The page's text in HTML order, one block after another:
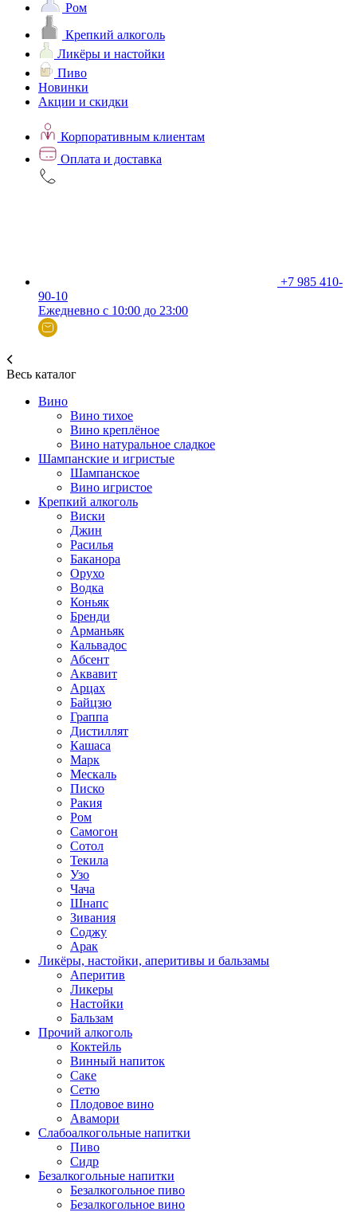
Ром
Крепкий алкоголь
Ликёры и настойки
Пиво
Новинки
Акции и скидки
Корпоративным клиентам
Оплата и доставка
+7 985 410-
90-10
Ежедневно с 10:00 до 23:00
Весь каталог
Вино
Вино тихое
Вино креплёное
Вино натуральное сладкое
Шампанские и игристые
Шампанское
Вино игристое
Крепкий алкоголь
Виски
Джин
Расилья
Баканора
Орухо
Водка
Коньяк
Бренди
Арманьяк
Кальвадос
Абсент
Аквавит
Арцах
Байцзю
Граппа
Дистиллят
Кашаса
Марк
Мескаль
Писко
Ракия
Ром
Самогон
Сотол
Текила
Узо
Чача
Шнапс
Зивания
Соджу
Арак
Ликёры, настойки, аперитивы и бальзамы
Аперитив
Ликеры
Настойки
Бальзам
Прочий алкоголь
Коктейль
Винный напиток
Саке
Сетю
Плодовое вино
Авамори
Слабоалкогольные напитки
Пиво
Сидр
Безалкогольные напитки
Безалкогольное пиво
Безалкогольное вино